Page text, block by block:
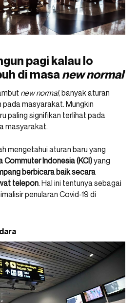
pagi kalau lo
di masanew normal
new normal, banyak aturan
masyarakat. Mungkin
paling signifikan terlihat pada
masyarakat.
mengetahui aturan baru yang
Commuter Indonesia (KCI)yang
berbicara baik secara
telepon. Hal ini tentunya sebagai
penularan Covid-19 di